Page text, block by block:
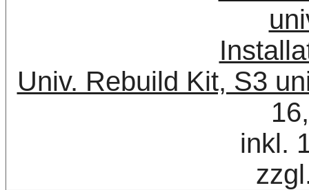
Univ. Rebuild Kit, S3
inkl.